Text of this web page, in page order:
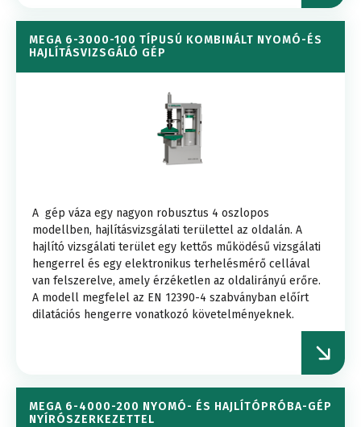
MEGA 6-3000-100 TÍPUSÚ KOMBINÁLT NYOMÓ-ÉS
HAJLÍTÁSVIZSGÁLÓ GÉP
A gép váza egy nagyon robusztus 4 oszlopos
modellben, hajlításvizsgálati területtel az oldalán. A
hajlító vizsgálati terület egy kettős működésű vizsgálati
hengerrel és egy elektronikus terhelésmérő cellával
van felszerelve, amely érzéketlen az oldalirányú erőre.
A modell megfelel az EN 12390-4 szabványban előírt
dilatációs hengerre vonatkozó követelményeknek.
MEGA 6-4000-200 NYOMÓ- ÉS HAJLÍTÓPRÓBA-GÉP
NYÍRÓSZERKEZETTEL